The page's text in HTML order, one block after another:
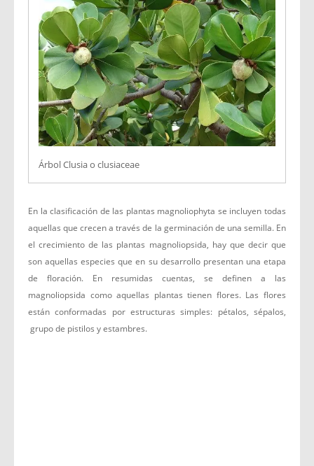
Árbol Clusia o clusiaceae
En la clasificación de las plantas magnoliophyta se incluyen todas
aquellas que crecen a través de la germinación de una semilla. En
el crecimiento de las plantas magnoliopsida, hay que decir que
son aquellas especies que en su desarrollo presentan una etapa
de floración. En resumidas cuentas, se definen a las
magnoliopsida como aquellas plantas tienen flores. Las flores
están conformadas por estructuras simples: pétalos, sépalos,
grupo de pistilos y estambres.